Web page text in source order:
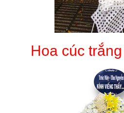
Hoa cúc